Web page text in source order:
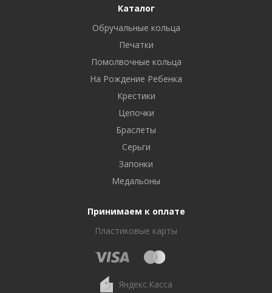
Каталог
Обручальные кольца
Печатки
Помолвочные кольца
На Рождение Ребенка
Крестики
Цепочки
Браслеты
Серьги
Запонки
Медальоны
Принимаем к оплате
Пластиковые карты
Яндекс.Касса